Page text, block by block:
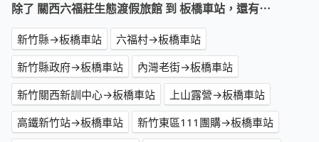
除了 關西六福莊生態渡假旅館 到 板橋車站，還有⋯
新竹縣→板橋車站
六福村→板橋車站
新竹縣政府→板橋車站
內灣老街→板橋車站
新竹關西新訓中心→板橋車站
上山露營→板橋車站
高鐵新竹站→板橋車站
新竹東區111團購→板橋車站